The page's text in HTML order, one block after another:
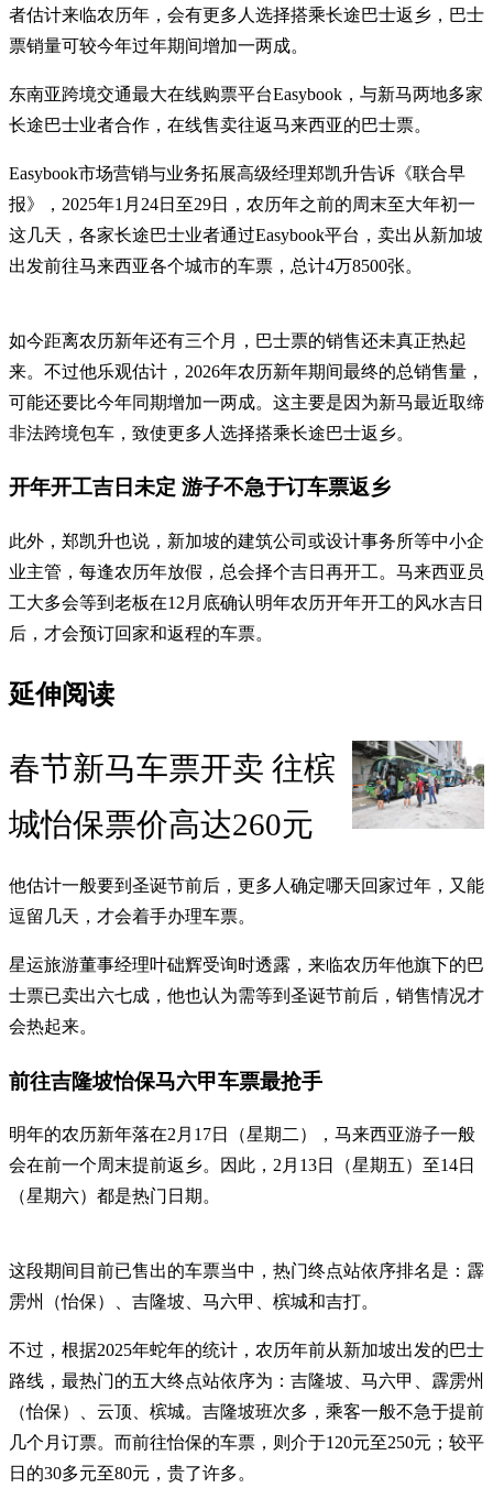
者估计来临农历年，会有更多人选择搭乘长途巴士返乡，巴士
票销量可较今年过年期间增加一两成。
东南亚跨境交通最大在线购票平台Easybook，与新马两地多家
长途巴士业者合作，在线售卖往返马来西亚的巴士票。
Easybook市场营销与业务拓展高级经理郑凯升告诉《联合早
报》，2025年1月24日至29日，农历年之前的周末至大年初一
这几天，各家长途巴士业者通过Easybook平台，卖出从新加坡
出发前往马来西亚各个城市的车票，总计4万8500张。
如今距离农历新年还有三个月，巴士票的销售还未真正热起
来。不过他乐观估计，2026年农历新年期间最终的总销售量，
可能还要比今年同期增加一两成。这主要是因为新马最近取缔
非法跨境包车，致使更多人选择搭乘长途巴士返乡。
开年开工吉日未定 游子不急于订车票返乡
此外，郑凯升也说，新加坡的建筑公司或设计事务所等中小企
业主管，每逢农历年放假，总会择个吉日再开工。马来西亚员
工大多会等到老板在12月底确认明年农历开年开工的风水吉日
后，才会预订回家和返程的车票。
延伸阅读
春节新马车票开卖 往槟
城怡保票价高达260元
他估计一般要到圣诞节前后，更多人确定哪天回家过年，又能
逗留几天，才会着手办理车票。
星运旅游董事经理叶础辉受询时透露，来临农历年他旗下的巴
士票已卖出六七成，他也认为需等到圣诞节前后，销售情况才
会热起来。
前往吉隆坡怡保马六甲车票最抢手
明年的农历新年落在2月17日（星期二），马来西亚游子一般
会在前一个周末提前返乡。因此，2月13日（星期五）至14日
（星期六）都是热门日期。
这段期间目前已售出的车票当中，热门终点站依序排名是：霹
雳州（怡保）、吉隆坡、马六甲、槟城和吉打。
不过，根据2025年蛇年的统计，农历年前从新加坡出发的巴士
路线，最热门的五大终点站依序为：吉隆坡、马六甲、霹雳州
（怡保）、云顶、槟城。吉隆坡班次多，乘客一般不急于提前
几个月订票。而前往怡保的车票，则介于120元至250元；较平
日的30多元至80元，贵了许多。